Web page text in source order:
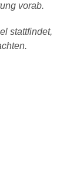
vorab.
stattfindet,